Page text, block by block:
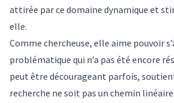
attirée par ce domaine dynamique et
elle.
Comme chercheuse, elle aime pouvoir
problématique qui n’a pas été encore
peut être décourageant parfois,
recherche ne soit pas un chemin